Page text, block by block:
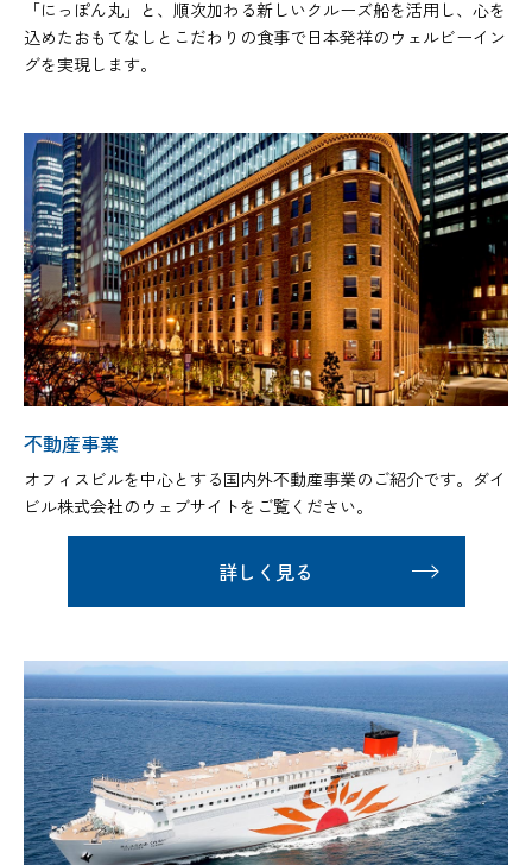
「にっぽん丸」と、順次加わる新しいクルーズ船を活用し、心を
込めたおもてなしとこだわりの食事で日本発祥のウェルビーイン
グを実現します。
不動産事業
オフィスビルを中心とする国内外不動産事業のご紹介です。ダイ
ビル株式会社のウェブサイトをご覧ください。
詳しく見る